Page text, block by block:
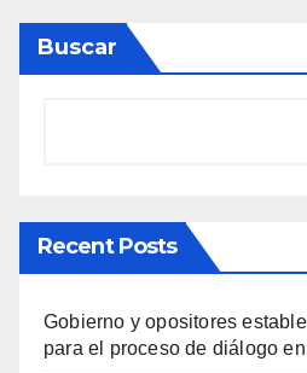
Buscar
Recent Posts
Gobierno y opositores
para el proceso de diálogo